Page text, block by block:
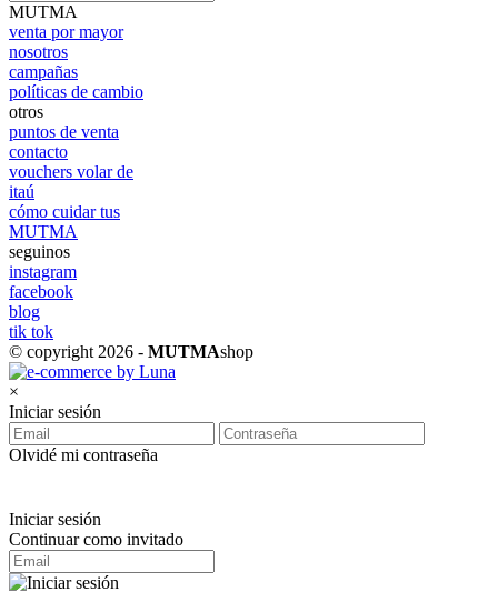
MUTMA
venta por mayor
nosotros
campañas
políticas de cambio
otros
puntos de venta
contacto
vouchers volar de
itaú
cómo cuidar tus
MUTMA
seguinos
instagram
facebook
blog
tik tok
© copyright 2026 - MUTMAshop
×
Iniciar sesión
Olvidé mi contraseña
Iniciar sesión
Continuar como invitado